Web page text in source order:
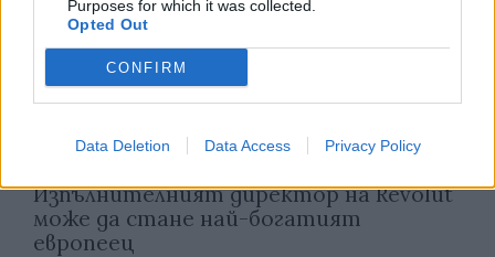
Purposes for which it was collected.
Opted Out
CONFIRM
Data Deletion Data Access Privacy Policy
Изпълнителният директор на Revolut
може да стане най-богатият
европеец